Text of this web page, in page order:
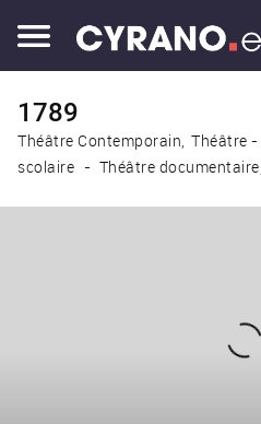
1789
Théâtre Contemporain Théâtre -
scolaire
Théâtre documentaire